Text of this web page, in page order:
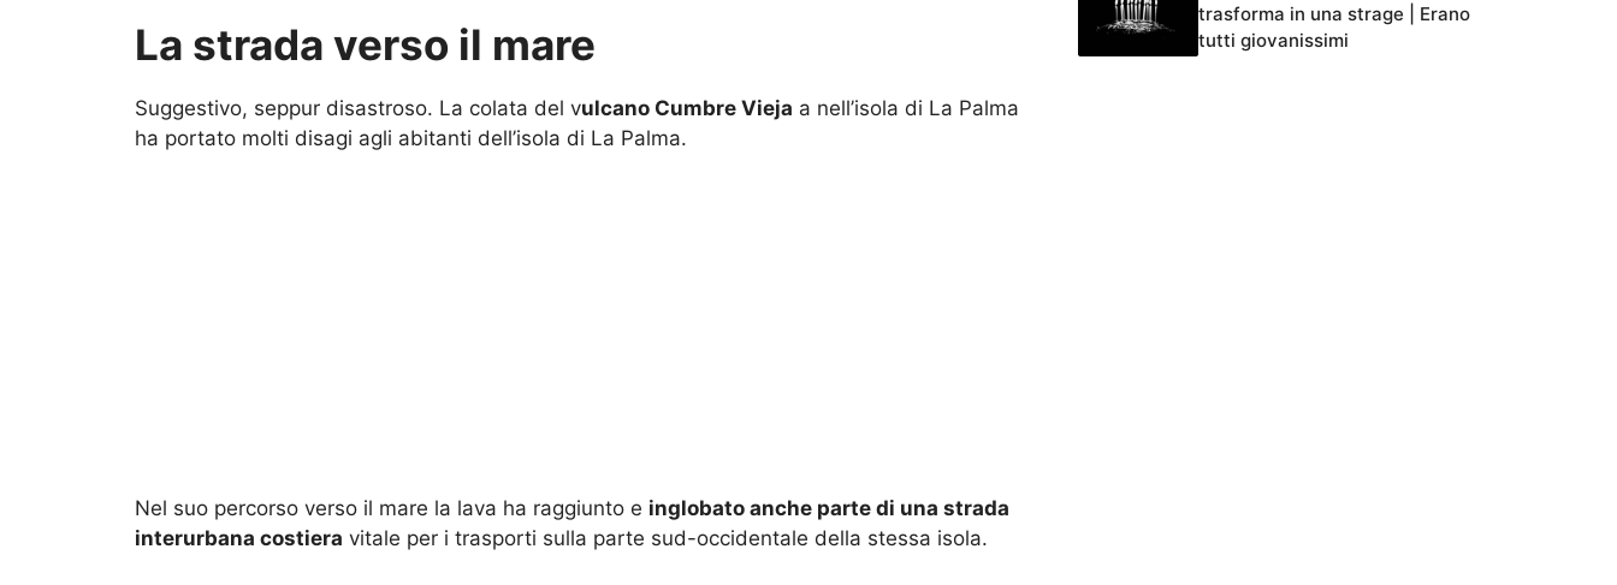
La strada verso il mare
Suggestivo, seppur disastroso. La colata del vulcano Cumbre Vieja a nell’isola di La Palma
ha portato molti disagi agli abitanti dell’isola di La Palma.
Nel suo percorso verso il mare la lava ha raggiunto e inglobato anche parte di una strada
interurbana costiera vitale per i trasporti sulla parte sud-occidentale della stessa isola.
trasforma in una strage | Erano
tutti giovanissimi